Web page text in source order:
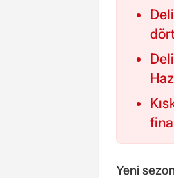
Yeni